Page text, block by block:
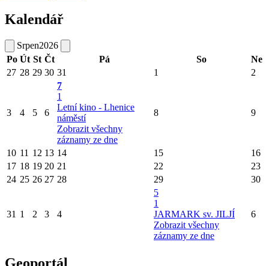
Kalendář
Srpen2026
Po Út St Čt Pá So
Ne
27 28 29 30 31 1 2
3 4 5 6
7
1
Letní kino - Lhenice
náměstí
Zobrazit všechny
záznamy ze dne
8 9
10 11 12 13 14 15
16
17 18 19 20 21 22
23
24 25 26 27 28 29 30
31 1 2 3 4
5
1
JARMARK sv. JILJÍ
Zobrazit všechny
záznamy ze dne
6